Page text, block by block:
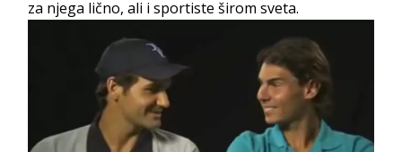
za njega lično, ali i sportiste širom sveta.